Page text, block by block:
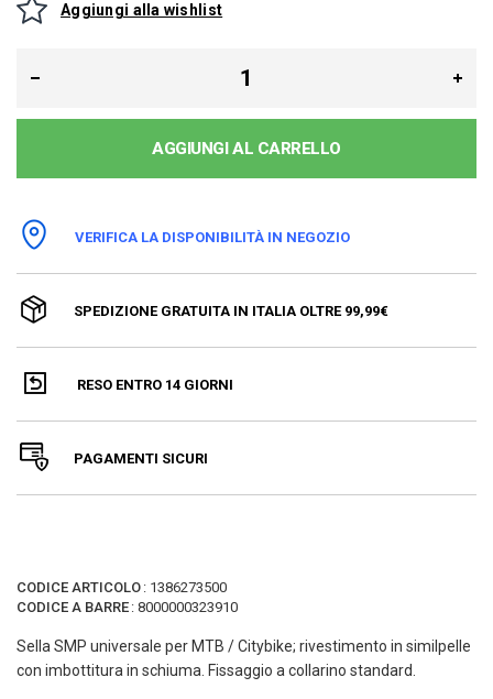
Aggiungi alla wishlist
AGGIUNGI AL CARRELLO
VERIFICA LA DISPONIBILITÀ IN NEGOZIO
SPEDIZIONE GRATUITA IN ITALIA OLTRE 99,99€
RESO ENTRO 14 GIORNI
PAGAMENTI SICURI
CODICE ARTICOLO : 1386273500
CODICE A BARRE : 8000000323910
Sella SMP universale per MTB / Citybike; rivestimento in similpelle
con imbottitura in schiuma. Fissaggio a collarino standard.